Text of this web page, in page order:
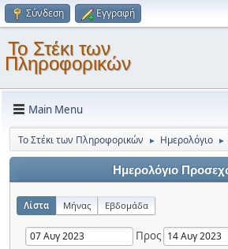
Σύνδεση Εγγραφή
Το Στέκι των
Πληροφορικών
Main Menu
Το Στέκι των Πληροφορικών ► Ημερολόγιο ►
Ημερολόγιο
Λίστα Μήνας Εβδομάδα
Προς